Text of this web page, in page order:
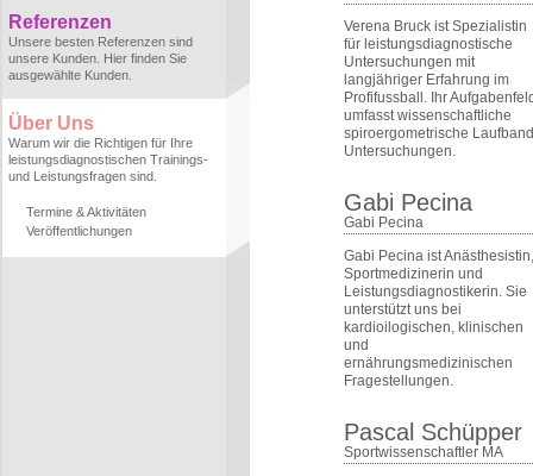
Referenzen
Unsere besten Referenzen sind
unsere Kunden. Hier finden Sie
ausgewählte Kunden.
Über Uns
Warum wir die Richtigen für Ihre
leistungsdiagnostischen Trainings-
und Leistungsfragen sind.
Termine & Aktivitäten
Veröffentlichungen
Verena Bruck ist Spezialistin
für leistungsdiagnostische
Untersuchungen mit
langjähriger Erfahrung im
Profifussball. Ihr
umfasst wissenschaftliche
spiroergometrische
Untersuchungen.
Gabi Pecina
Gabi Pecina
Gabi Pecina ist Anästhesistin,
Sportmedizinerin und
Leistungsdiagnostikerin. Sie
unterstützt uns bei
kardioilogischen, klinischen
und
ernährungsmedizinischen
Fragestellungen.
Pascal Schüpper
Sportwissenschaftler MA